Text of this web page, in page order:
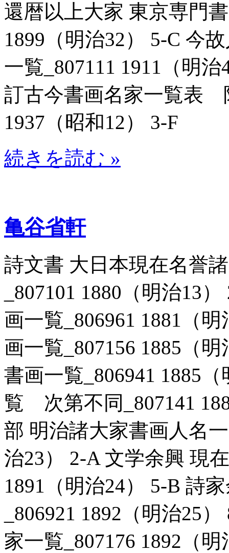
還暦以上大家 東京専門
1899（明治32） 5-C 今
一覧_807111 1911（明
訂古今書画名家一覧表
1937（昭和12） 3-F
続きを読む »
亀谷省軒
詩文書 大日本現在名誉
_807101 1880（明治13
画一覧_806961 1881（
画一覧_807156 1885（
書画一覧_806941 1885
覧 次第不同_807141
部 明治諸大家書画人名
治23） 2-A 文学余興 現
1891（明治24） 5-B 詩
_806921 1892（明治25
家一覧_807176 1892（